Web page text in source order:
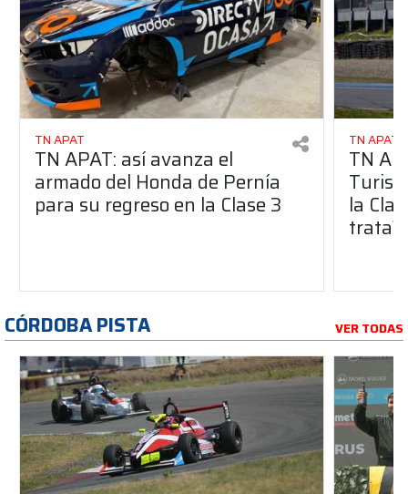
TN APAT
TN APAT: así avanza el
armado del Honda de Pernía
para su regreso en la Clase 3
TN APAT
TN
la
trata?
CÓRDOBA PISTA VER TODAS